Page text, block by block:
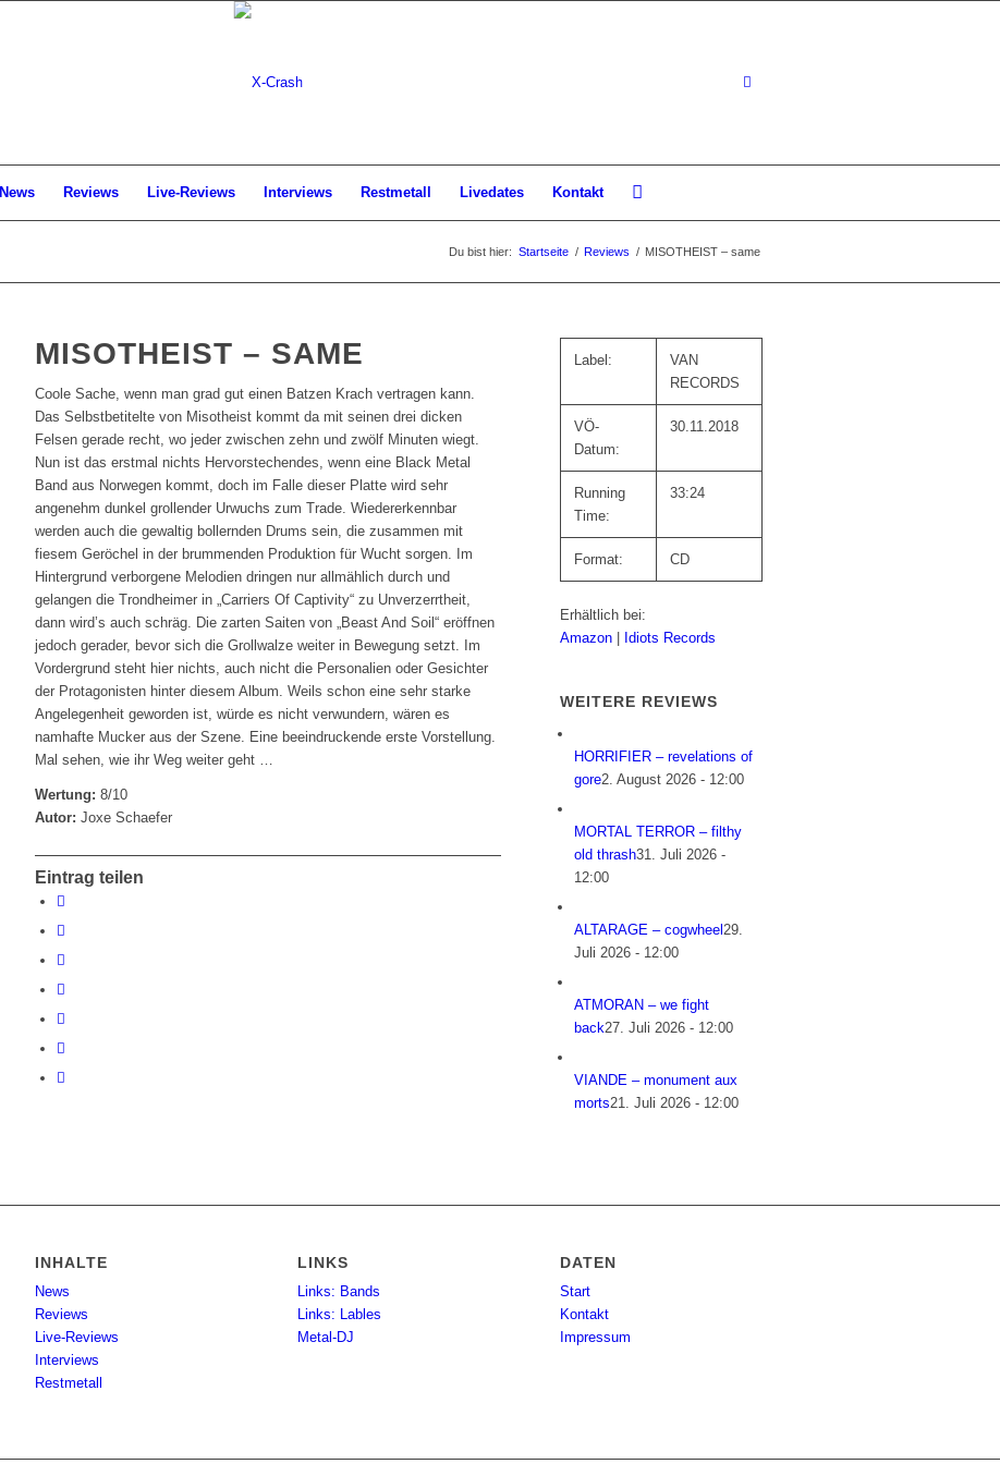
News Reviews Live-Reviews Interviews Restmetall Livedates Kontakt
Du bist hier: Startseite / Reviews / MISOTHEIST – same
MISOTHEIST – SAME
Coole Sache, wenn man grad gut einen Batzen Krach vertragen kann.
Das Selbstbetitelte von Misotheist kommt da mit seinen drei dicken
Felsen gerade recht, wo jeder zwischen zehn und zwölf Minuten wiegt.
Nun ist das erstmal nichts Hervorstechendes, wenn eine Black Metal
Band aus Norwegen kommt, doch im Falle dieser Platte wird sehr
angenehm dunkel grollender Urwuchs zum Trade. Wiedererkennbar
werden auch die gewaltig bollernden Drums sein, die zusammen mit
fiesem Geröchel in der brummenden Produktion für Wucht sorgen. Im
Hintergrund verborgene Melodien dringen nur allmählich durch und
gelangen die Trondheimer in „Carriers Of Captivity“ zu Unverzerrtheit,
dann wird’s auch schräg. Die zarten Saiten von „Beast And Soil“ eröffnen
jedoch gerader, bevor sich die Grollwalze weiter in Bewegung setzt. Im
Vordergrund steht hier nichts, auch nicht die Personalien oder Gesichter
der Protagonisten hinter diesem Album. Weils schon eine sehr starke
Angelegenheit geworden ist, würde es nicht verwundern, wären es
namhafte Mucker aus der Szene. Eine beeindruckende erste Vorstellung.
Mal sehen, wie ihr Weg weiter geht …
Wertung: 8/10
Autor: Joxe Schaefer
Eintrag teilen
Label:
VAN
RECORDS
VÖ-
Datum:
30.11.2018
Running
Time:
33:24
Format: CD
Erhältlich bei:
Amazon
Idiots Records
WEITERE REVIEWS
HORRIFIER – revelations of
gore2. August 2026 - 12:00
MORTAL TERROR – filthy
old thrash31. Juli 2026 -
12:00
ALTARAGE – cogwheel29.
Juli 2026 - 12:00
ATMORAN – we fight
back27. Juli 2026 - 12:00
VIANDE – monument aux
morts21. Juli 2026 - 12:00
INHALTE
News
Reviews
Live-Reviews
Interviews
Restmetall
LINKS
Links: Bands
Links: Lables
Metal-DJ
DATEN
Start
Kontakt
Impressum